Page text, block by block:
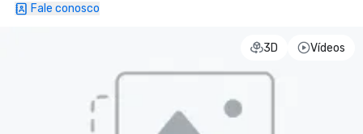
Fale conosco
3D Vídeos